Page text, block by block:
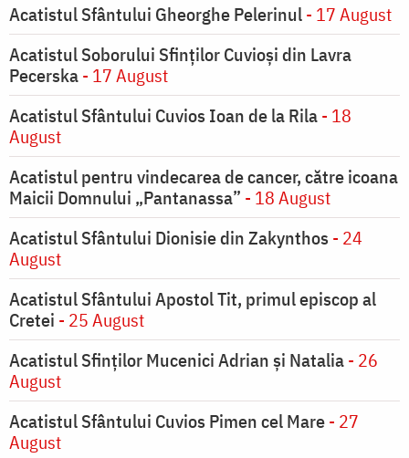
Acatistul Sfântului Gheorghe Pelerinul- 17 August
Acatistul Soborului Sfinților Cuvioși din Lavra
Pecerska- 17 August
Acatistul Sfântului Cuvios Ioan de la Rila- 18
August
Acatistul pentru vindecarea de cancer, către icoana
Maicii Domnului „Pantanassa” - 18 August
Acatistul Sfântului Dionisie din Zakynthos - 24
August
Acatistul Sfântului Apostol Tit, primul episcop al
Cretei - 25 August
Acatistul Sfinților Mucenici Adrian și Natalia- 26
August
Acatistul Sfântului Cuvios Pimen cel Mare- 27
August